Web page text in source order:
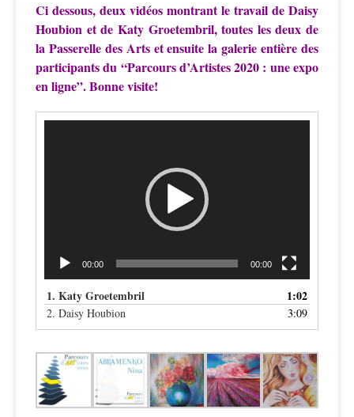
Ci dessous, deux vidéos montrant le travail de Daisy
Houbion et de Katy Groetembril, toutes les deux de
la Passerelle des Arts et ensuite la galerie entière des
participants du “Parcours d’Artistes 2020 : une expo
en ligne”. Bonne visite!
00:00 00:00
1. Katy Groetembril 1:02
2. Daisy Houbion 3:09